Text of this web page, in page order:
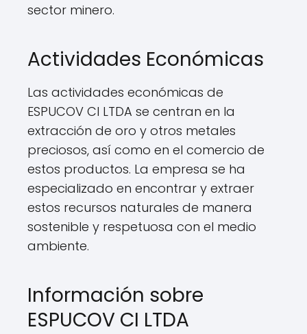
sector minero.
Actividades Económicas
Las actividades económicas de
ESPUCOV CI LTDA se centran en la
extracción de oro y otros metales
preciosos, así como en el comercio de
estos productos. La empresa se ha
especializado en encontrar y extraer
estos recursos naturales de manera
sostenible y respetuosa con el medio
ambiente.
Información sobre
ESPUCOV CI LTDA